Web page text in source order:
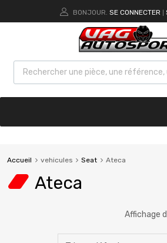
BONJOUR. SE CONNECTER
Accueil vehicules Seat Ateca
Ateca
Affichage